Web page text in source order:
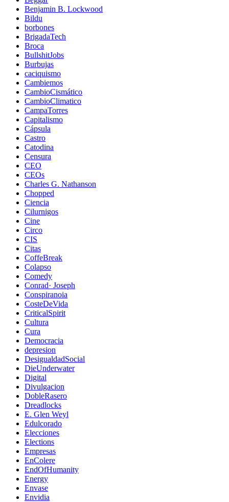
Benjamin B. Lockwood
Bildu
borbones
BrigadaTech
Broca
BullshitJobs
Burbujas
caciquismo
Cambiemos
CambioCismático
CambioClimatico
CampaTorres
Capitalismo
Cápsula
Castro
Catodina
Censura
CEO
CEOs
Charles G. Nathanson
Chopped
Ciencia
Cilurnigos
Cine
Circo
CIS
Citas
CoffeBreak
Colapso
Comedy
Conrad· Joseph
Conspiranoia
CosteDeVida
CriticalSpirit
Cultura
Cura
Democracia
depresion
DesigualdadSocial
DieUnderwater
Digital
Divulgacion
DobleRasero
Dreadlocks
E. Glen Weyl
Edulcorado
Elecciones
Elections
Empresas
EnColere
EndOfHumanity
Energy
Envase
Envidia